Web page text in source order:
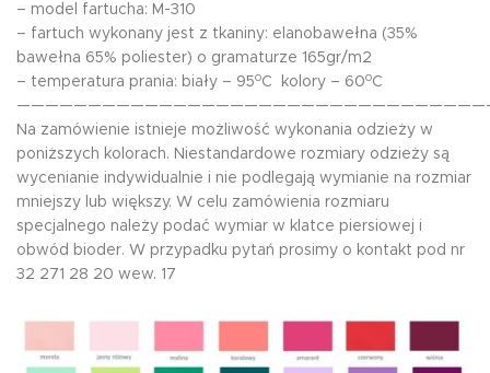
– model fartucha: M-310
– fartuch wykonany jest z tkaniny: elanobawełna (35%
bawełna 65% poliester) o gramaturze 165gr/m2
– temperatura prania: biały – 95oC kolory – 60oC
Na zamówienie istnieje możliwość wykonania odzieży w
poniższych kolorach. Niestandardowe rozmiary odzieży są
wycenianie indywidualnie i nie podlegają wymianie na rozmiar
mniejszy lub większy. W celu zamówienia rozmiaru
specjalnego należy podać wymiar w klatce piersiowej i
obwód bioder. W przypadku pytań prosimy o kontakt pod nr
32 271 28 20 wew. 17